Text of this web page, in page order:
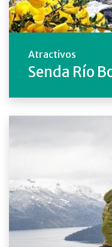
Atractivos
Senda Río